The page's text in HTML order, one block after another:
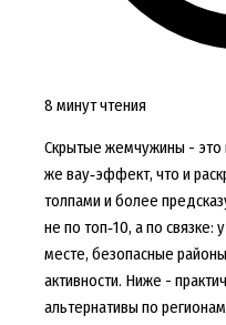
8 минут чтения
Скрытые жемчужины - это
же вау‑эффект, что и
толпами и более
не по топ‑10, а по
месте, безопасные
активности. Ниже -
альтернативы по